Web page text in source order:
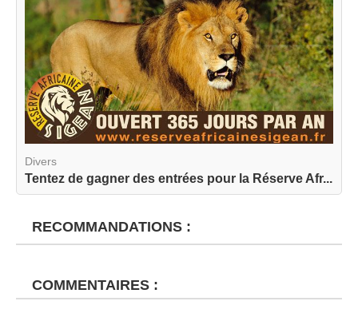
Divers
Tentez de gagner des entrées pour la Réserve Afr...
RECOMMANDATIONS :
COMMENTAIRES :